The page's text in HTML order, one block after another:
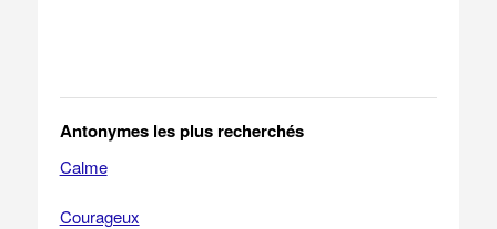
Antonymes les plus recherchés
Calme
Courageux